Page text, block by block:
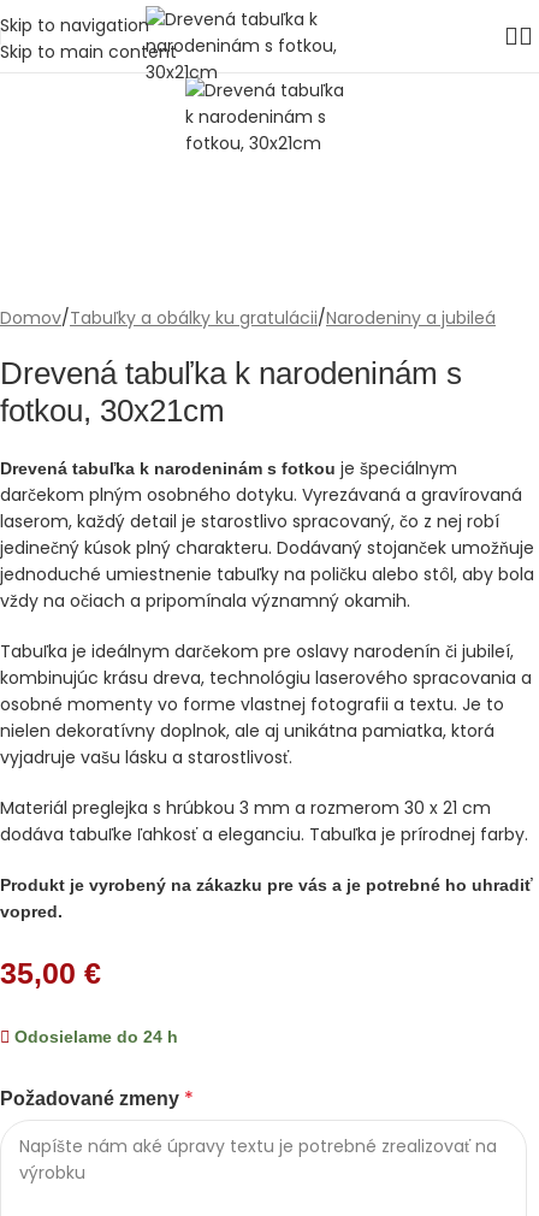
Skip to navigation
Skip to main content
Domov/Tabuľky a obálky ku gratulácii/Narodeniny a jubileá
Drevená tabuľka k narodeninám s
fotkou, 30x21cm
Drevená tabuľka k narodeninám s fotkou je špeciálnym
darčekom plným osobného dotyku. Vyrezávaná a gravírovaná
laserom, každý detail je starostlivo spracovaný, čo z nej robí
jedinečný kúsok plný charakteru. Dodávaný stojanček umožňuje
jednoduché umiestnenie tabuľky na poličku alebo stôl, aby bola
vždy na očiach a pripomínala významný okamih.
Tabuľka je ideálnym darčekom pre oslavy narodenín či jubileí,
kombinujúc krásu dreva, technológiu laserového spracovania a
osobné momenty vo forme vlastnej fotografii a textu. Je to
nielen dekoratívny doplnok, ale aj unikátna pamiatka, ktorá
vyjadruje vašu lásku a starostlivosť.
Materiál preglejka s hrúbkou 3 mm a rozmerom 30 x 21 cm
dodáva tabuľke ľahkosť a eleganciu. Tabuľka je prírodnej farby.
Produkt je vyrobený na zákazku pre vás a je potrebné ho uhradiť
vopred.
35,00 €
Odosielame do 24 h
Požadované zmeny *